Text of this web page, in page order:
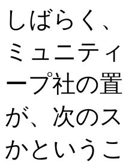
しばらく
ミュニテ
ープ社の
が、次の
かという